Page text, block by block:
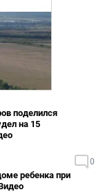
поделился
на 15
0
ребенка при